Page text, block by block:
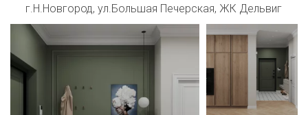
г.Н.Новгород, ул.Большая Печерская, ЖК Дельвиг